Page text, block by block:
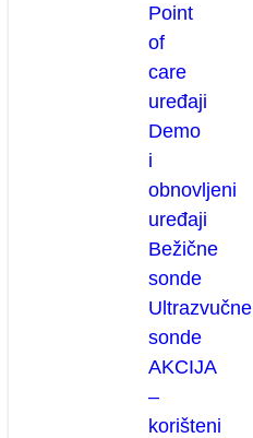
Point
of
care
uređaji
Demo
i
obnovljeni
uređaji
Bežične
sonde
Ultrazvučne
sonde
AKCIJA
–
korišteni